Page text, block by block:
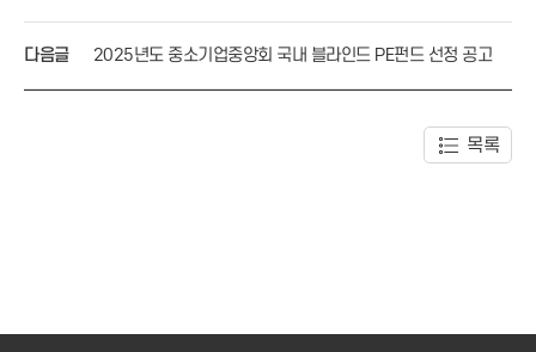
계정) 공고
다음글
2025년도 중소기업중앙회 국내 블라인드 PE펀드 선정 공고
목록